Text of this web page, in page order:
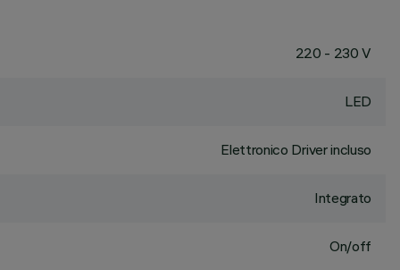
220 - 230 V
LED
Elettronico Driver incluso
Integrato
On/off